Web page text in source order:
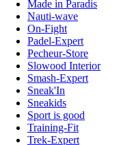
Made in Paradis
Nauti-wave
On-Fight
Padel-Expert
Pecheur-Store
Slowood Interior
Smash-Expert
Sneak'In
Sneakids
Sport is good
Training-Fit
Trek-Expert